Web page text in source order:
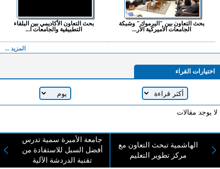
بحث التعاون بين "اليرموك" وشبكة
الجامعات الأميركية الأر...
بحث التعاون الأكاديمي بين البلقاء
التطبيقية والجامعات ا...
المزيد ...
اختيارات القراء
لا يوجد مقالات
الهاشمية تبحث التعاون مع
مركز تطوير التعليم
جامعة الأميرة سمية تدرس
أفضل السبل للاستفادة من
تقنية الدردشة الآلية
لا مانع من الإقتباس وإعادة النشر شريط ذكر المصدر ( المدينة نيوز ) - الآراء والتعليقات
المنشورة تعبر عن رأي أصحابها فقط